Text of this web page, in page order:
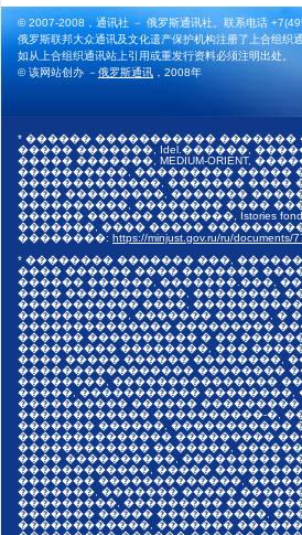
© 2007-2008，通讯社 － 俄罗斯通讯社。联系电话
俄罗斯联邦大众通讯及文化遗产保护机构注册了上合组
如从上合组织通讯站上引用或重发行资料必须注明出处。
© 该网站创办 －俄罗斯通讯 ，2008年
* ������ �����������
����� �������, Idel.������,
����� �������, MEDIUM-
����������, ��������� �����
�������������, ������� ����
���� ���������, �������
����������, �������� ����
������ ������ �������, Istories
�������, ���� �����
��������: https://minjust.gov.ru/ru/documents/
* �������� ������� ���,
���� ������ ���� �������
������ ������, �������.���,
���� �����������, ��������
����������� ����,
����������, ������� �����, �
�������������� ���������
������ ���������� � ��
��������� ��������, ���
���� ����� ������ ��������,
���������������� ��������
��������, ���������������
�����, �����������
���������� ������
������������ ����������-�,
������� ������, �����������
�������������� ���������
������������ �������,
���� ����������, ���������
������������, �����
������� �������������,
�������, ������� �����
���������, ��������� ���
������� ����� ����������,
������������, �������